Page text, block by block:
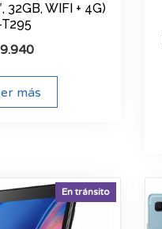
32GB, WIFI + 4G)
más
En tránsito